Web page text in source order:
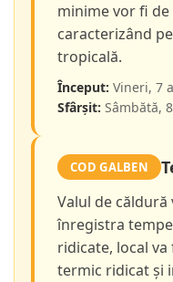
minime vor fi de
caracterizând
tropicală.
Început: Vineri, 7
Sfârșit: Sâmbătă,
COD GALBEN
Valul de căldură
înregistra
ridicate, local
termic ridicat și